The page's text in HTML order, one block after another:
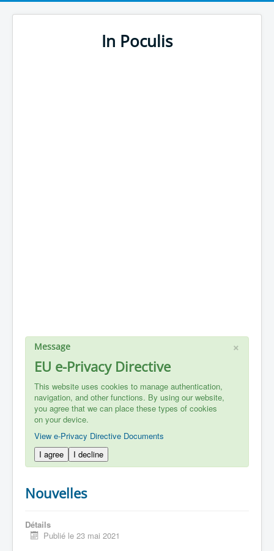
In Poculis
×
Message
EU e-Privacy Directive
This website uses cookies to manage authentication,
navigation, and other functions. By using our website,
you agree that we can place these types of cookies
on your device.
View e-Privacy Directive Documents
I agree
I decline
Nouvelles
Détails
Publié le 23 mai 2021